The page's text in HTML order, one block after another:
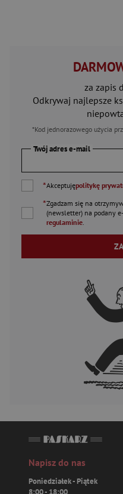
za zapis
Odkrywaj najlepsze
*Kod jednorazowego użycia
Twój adres e-mail
*Akceptujępolitykę
*Zgadzam się na
(newsletter) na podany
regulaminie
Napisz do nas
Poniedziałek - Piątek
8:00 - 18:00